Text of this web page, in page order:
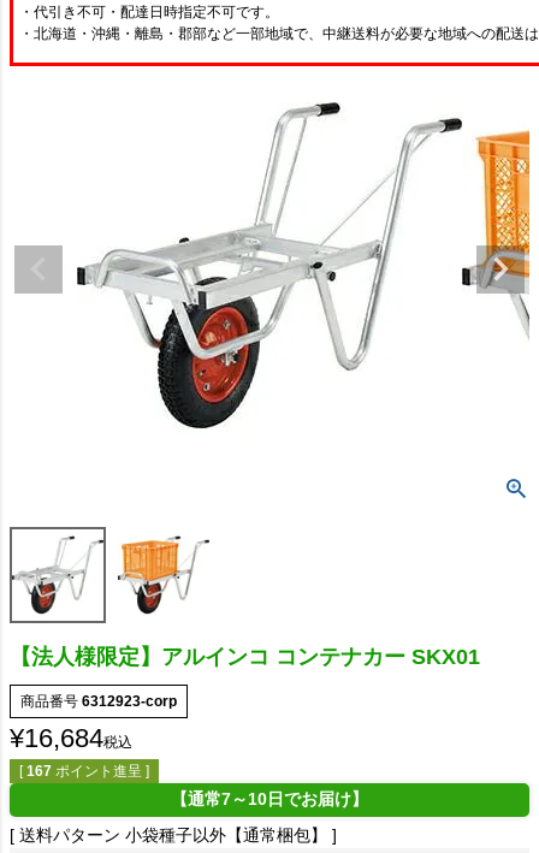
・代引き不可・配達日時指定不可です。
・北海道・沖縄・離島・郡部など一部地域で、中継送料が必要な地域への配送
【法人様限定】アルインコ コンテナカー SKX01
商品番号 6312923-corp
¥16,684税込
[ 167 ポイント進呈 ]
【通常7～10日でお届け】
送料パターン 小袋種子以外【通常梱包】